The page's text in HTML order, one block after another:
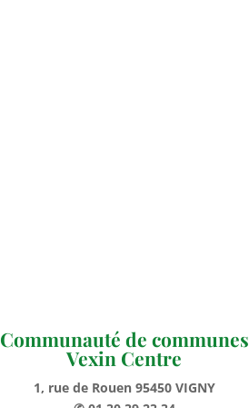
Communauté de communes
Vexin Centre
1, rue de Rouen 95450 VIGNY